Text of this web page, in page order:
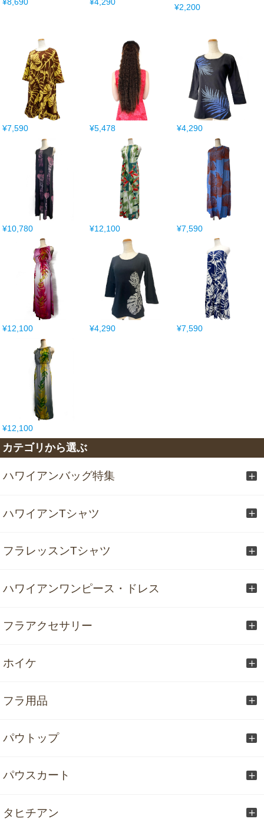
¥2,200
¥7,590 ¥5,478 ¥4,290
¥10,780 ¥12,100 ¥7,590
¥12,100 ¥4,290 ¥7,590
¥12,100
カテゴリから選ぶ
ハワイアンバッグ特集
ハワイアンTシャツ
フラレッスンTシャツ
ハワイアンワンピース・ドレス
フラアクセサリー
ホイケ
フラ用品
パウトップ
パウスカート
タヒチアン